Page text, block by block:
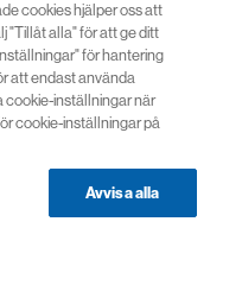
cookies hjälper oss att
"Tillåt alla" för att ge ditt
för hantering
att endast använda
cookie-inställningar när
cookie-inställningar på
Avvisa alla